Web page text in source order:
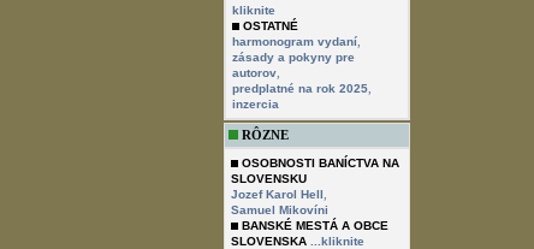
kliknite
OSTATNÉ
harmonogram vydaní,
zásady a pokyny pre
autorov,
predplatné na rok 2025,
inzercia
RÔZNE
OSOBNOSTI BANÍCTVA NA
SLOVENSKU
Jozef Karol Hell
Samuel Mikovíni
BANSKÉ MESTÁ A OBCE
SLOVENSKA
...kliknite